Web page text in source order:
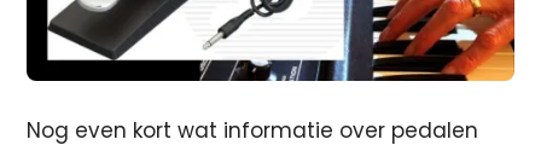
Nog even kort wat informatie over pedalen